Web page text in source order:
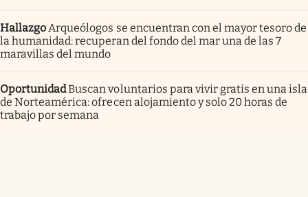
Hallazgo Arqueólogos se encuentran con el mayor tesoro de
la humanidad: recuperan del fondo del mar una de las 7
maravillas del mundo
OportunidadBuscan voluntarios para vivir gratis en una isla
de Norteamérica: ofrecen alojamiento y solo 20 horas de
trabajo por semana